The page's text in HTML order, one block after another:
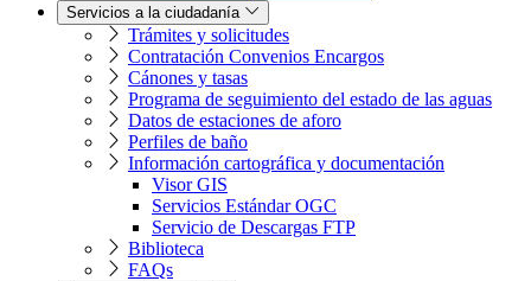
Servicios a la ciudadanía
Trámites y solicitudes
Contratación Convenios Encargos
Cánones y tasas
Programa de seguimiento del estado de las aguas
Datos de estaciones de aforo
Perfiles de baño
Información cartográfica y documentación
Visor GIS
Servicios Estándar OGC
Servicio de Descargas FTP
Biblioteca
FAQs